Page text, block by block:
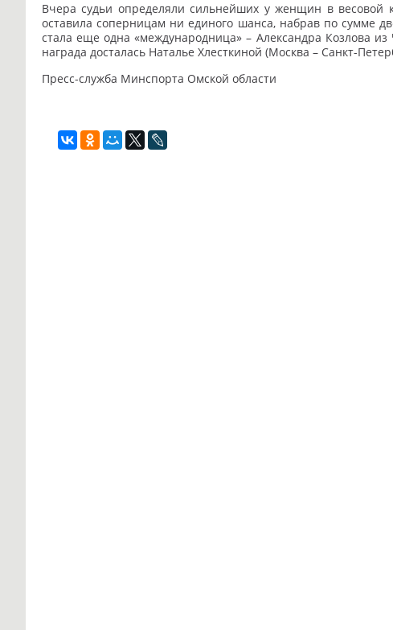
Вчера судьи определяли сильнейших у женщин в весовой
оставила соперницам ни единого шанса, набрав по сумме
стала еще одна «международница» – Александра Козлова
награда досталась Наталье Хлесткиной (Москва – Санкт-
Пресс-служба Минспорта Омской области